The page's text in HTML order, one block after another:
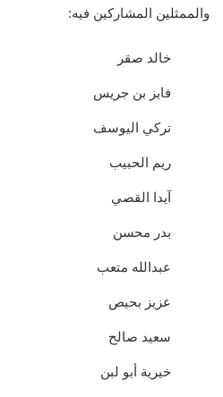
والممثلين المشاركين فيه:
خالد صقر
فايز بن جريس
تركي اليوسف
ريم الحبيب
آيدا القصي
بدر محسن
عبدالله متعب
عزيز بحيص
سعيد صالح
خيرية أبو لبن